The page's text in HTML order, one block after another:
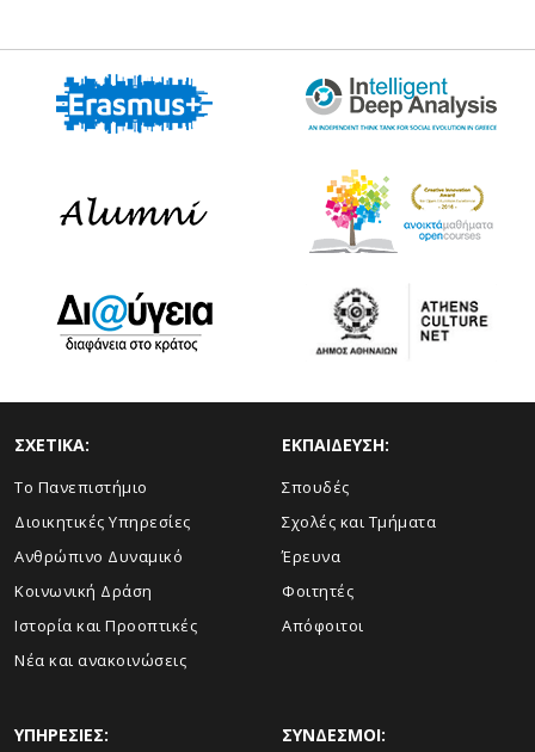
ΣΧΕΤΙΚΑ:
Το Πανεπιστήμιο
Διοικητικές Υπηρεσίες
Ανθρώπινο Δυναμικό
Κοινωνική Δράση
Ιστορία και Προοπτικές
Νέα και ανακοινώσεις
ΕΚΠΑΙΔΕΥΣΗ:
Σπουδές
Σχολές και Τμήματα
Έρευνα
Φοιτητές
Απόφοιτοι
ΥΠΗΡΕΣΙΕΣ: ΣΥΝΔΕΣΜΟΙ: